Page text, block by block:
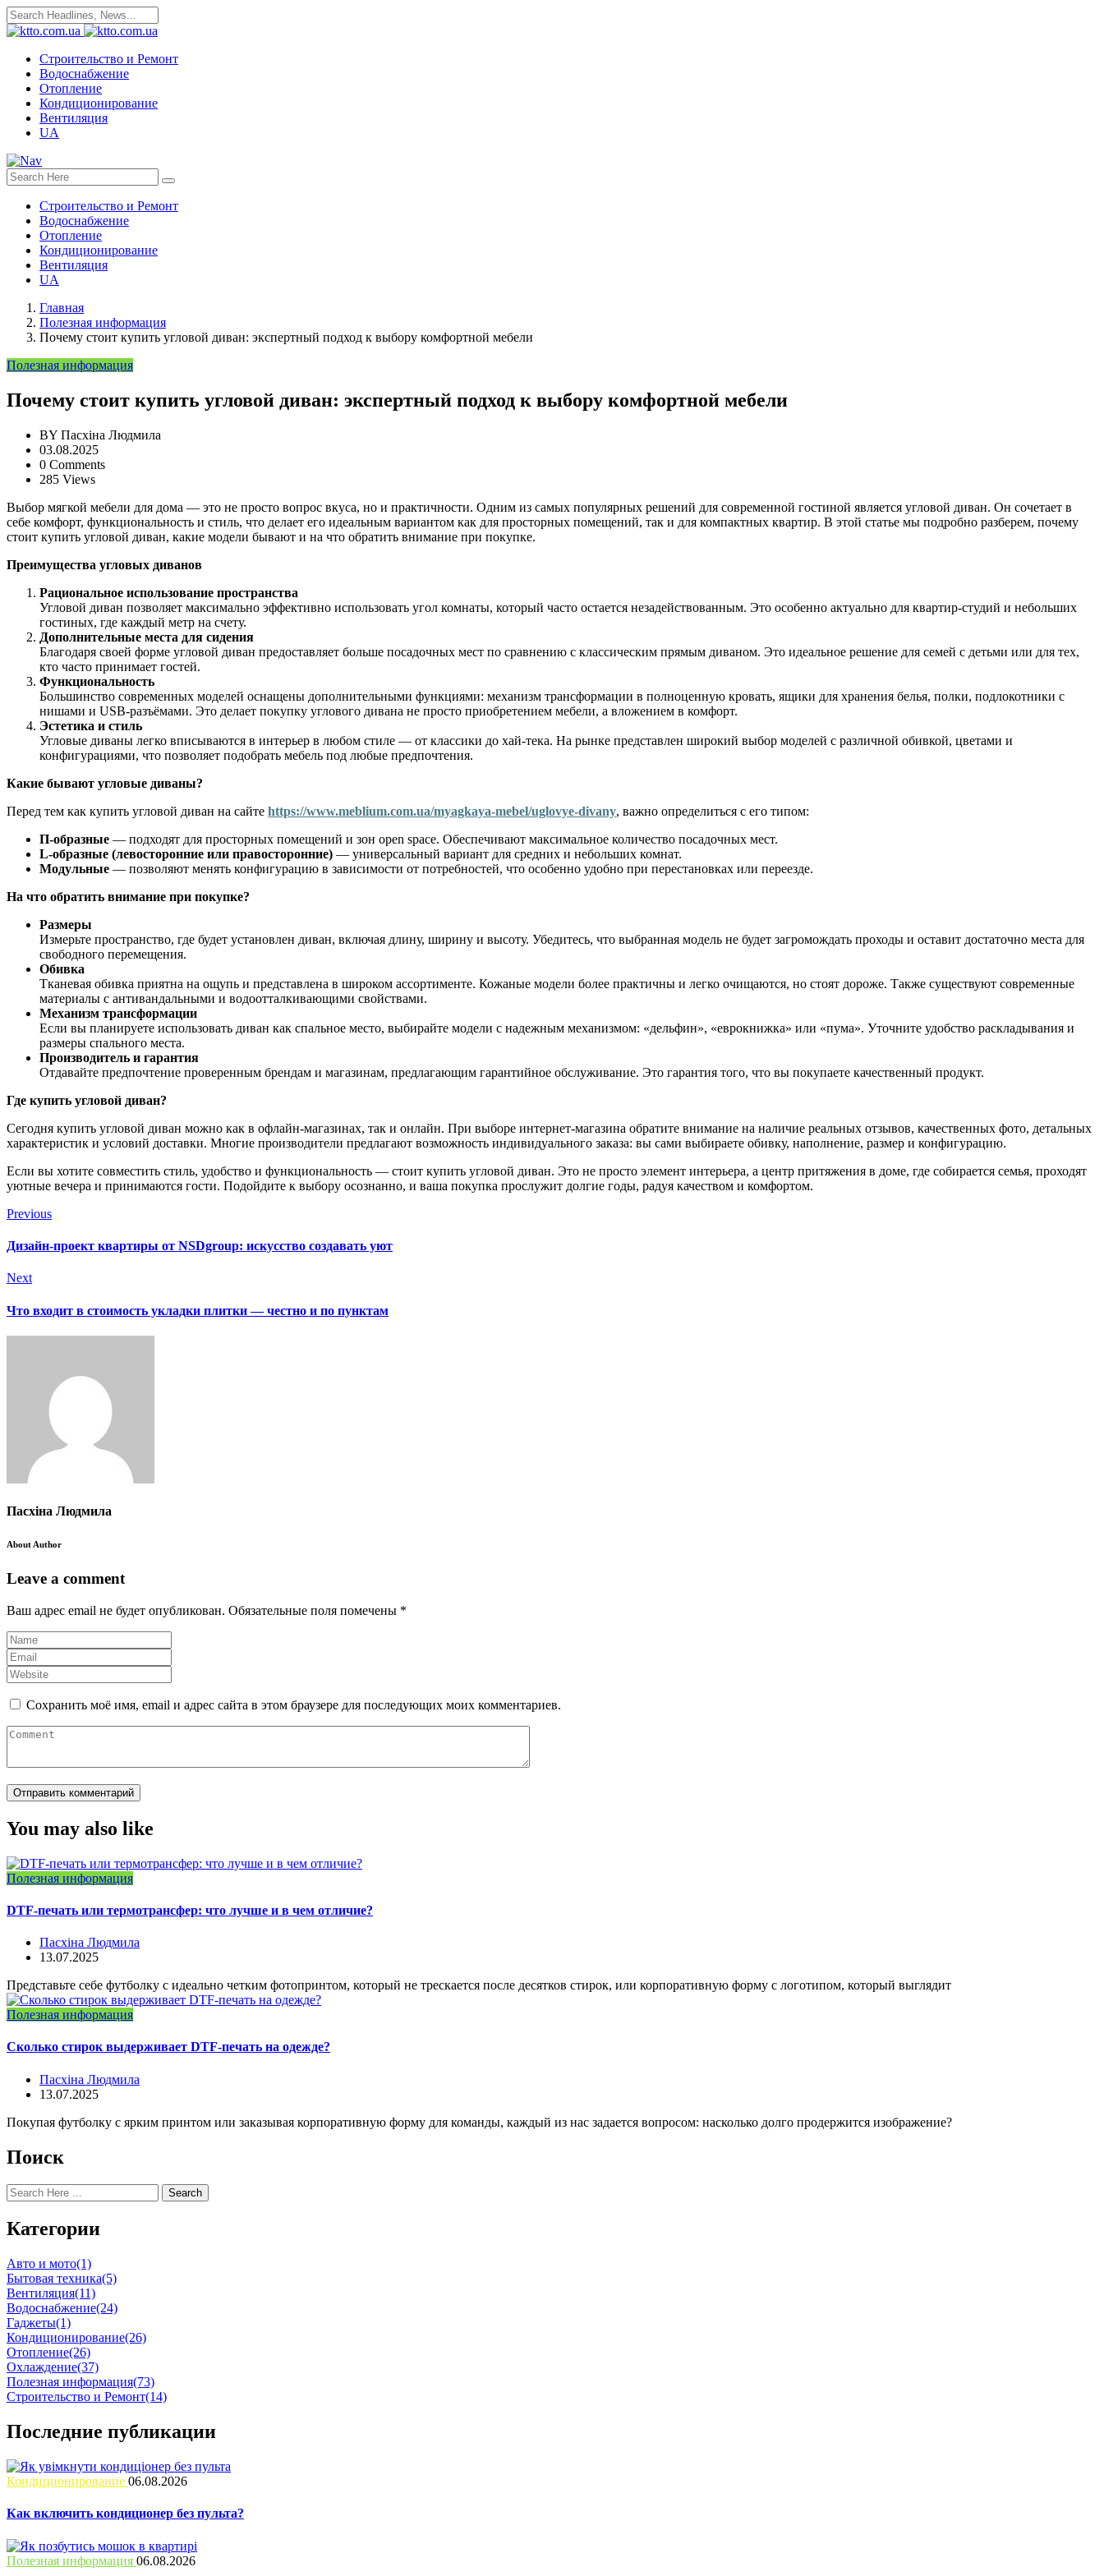
Строительство и Ремонт
Водоснабжение
Отопление
Кондиционирование
Вентиляция
UA
Строительство и Ремонт
Водоснабжение
Отопление
Кондиционирование
Вентиляция
UA
Главная
Полезная информация
Почему стоит купить угловой диван: экспертный подход к выбору комфортной мебели
Полезная информация
Почему стоит купить угловой диван: экспертный подход к выбору комфортной мебели
BY Пасхіна Людмила
03.08.2025
0 Comments
285 Views
Выбор мягкой мебели для дома — это не просто вопрос вкуса, но и практичности. Одним из самых популярных решений для современной гостиной является угловой диван. Он сочетает в
себе комфорт, функциональность и стиль, что делает его идеальным вариантом как для просторных помещений, так и для компактных квартир. В этой статье мы подробно разберем, почему
стоит купить угловой диван, какие модели бывают и на что обратить внимание при покупке.
Преимущества угловых диванов
Рациональное использование пространства
Угловой диван позволяет максимально эффективно использовать угол комнаты, который часто остается незадействованным. Это особенно актуально для квартир-студий и небольших
гостиных, где каждый метр на счету.
Дополнительные места для сидения
Благодаря своей форме угловой диван предоставляет больше посадочных мест по сравнению с классическим прямым диваном. Это идеальное решение для семей с детьми или для тех,
кто часто принимает гостей.
Функциональность
Большинство современных моделей оснащены дополнительными функциями: механизм трансформации в полноценную кровать, ящики для хранения белья, полки, подлокотники с
нишами и USB-разъёмами. Это делает покупку углового дивана не просто приобретением мебели, а вложением в комфорт.
Эстетика и стиль
Угловые диваны легко вписываются в интерьер в любом стиле — от классики до хай-тека. На рынке представлен широкий выбор моделей с различной обивкой, цветами и
конфигурациями, что позволяет подобрать мебель под любые предпочтения.
Какие бывают угловые диваны?
Перед тем как купить угловой диван на сайте https://www.meblium.com.ua/myagkaya-mebel/uglovye-divany, важно определиться с его типом:
П-образные — подходят для просторных помещений и зон open space. Обеспечивают максимальное количество посадочных мест.
L-образные (левосторонние или правосторонние) — универсальный вариант для средних и небольших комнат.
Модульные — позволяют менять конфигурацию в зависимости от потребностей, что особенно удобно при перестановках или переезде.
На что обратить внимание при покупке?
Размеры
Измерьте пространство, где будет установлен диван, включая длину, ширину и высоту. Убедитесь, что выбранная модель не будет загромождать проходы и оставит достаточно места для
свободного перемещения.
Обивка
Тканевая обивка приятна на ощупь и представлена в широком ассортименте. Кожаные модели более практичны и легко очищаются, но стоят дороже. Также существуют современные
материалы с антивандальными и водоотталкивающими свойствами.
Механизм трансформации
Если вы планируете использовать диван как спальное место, выбирайте модели с надежным механизмом: «дельфин», «еврокнижка» или «пума». Уточните удобство раскладывания и
размеры спального места.
Производитель и гарантия
Отдавайте предпочтение проверенным брендам и магазинам, предлагающим гарантийное обслуживание. Это гарантия того, что вы покупаете качественный продукт.
Где купить угловой диван?
Сегодня купить угловой диван можно как в офлайн-магазинах, так и онлайн. При выборе интернет-магазина обратите внимание на наличие реальных отзывов, качественных фото, детальных
характеристик и условий доставки. Многие производители предлагают возможность индивидуального заказа: вы сами выбираете обивку, наполнение, размер и конфигурацию.
Если вы хотите совместить стиль, удобство и функциональность — стоит купить угловой диван. Это не просто элемент интерьера, а центр притяжения в доме, где собирается семья, проходят
уютные вечера и принимаются гости. Подойдите к выбору осознанно, и ваша покупка прослужит долгие годы, радуя качеством и комфортом.
Previous
Дизайн-проект квартиры от NSDgroup: искусство создавать уют
Next
Что входит в стоимость укладки плитки — честно и по пунктам
Пасхіна Людмила
About Author
Leave a comment
Ваш адрес email не будет опубликован. Обязательные поля помечены *
Сохранить моё имя, email и адрес сайта в этом браузере для последующих моих комментариев.
You may also like
Полезная информация
DTF-печать или термотрансфер: что лучше и в чем отличие?
Пасхіна Людмила
13.07.2025
Представьте себе футболку с идеально четким фотопринтом, который не трескается после десятков стирок, или корпоративную форму с логотипом, который выглядит
Полезная информация
Сколько стирок выдерживает DTF-печать на одежде?
Пасхіна Людмила
13.07.2025
Покупая футболку с ярким принтом или заказывая корпоративную форму для команды, каждый из нас задается вопросом: насколько долго продержится изображение?
Поиск
Search
Категории
Авто и мото(1)
Бытовая техника(5)
Вентиляция(11)
Водоснабжение(24)
Гаджеты(1)
Кондиционирование(26)
Отопление(26)
Охлаждение(37)
Полезная информация(73)
Строительство и Ремонт(14)
Последние публикации
Кондиционирование 06.08.2026
Как включить кондиционер без пульта?
Полезная информация 06.08.2026